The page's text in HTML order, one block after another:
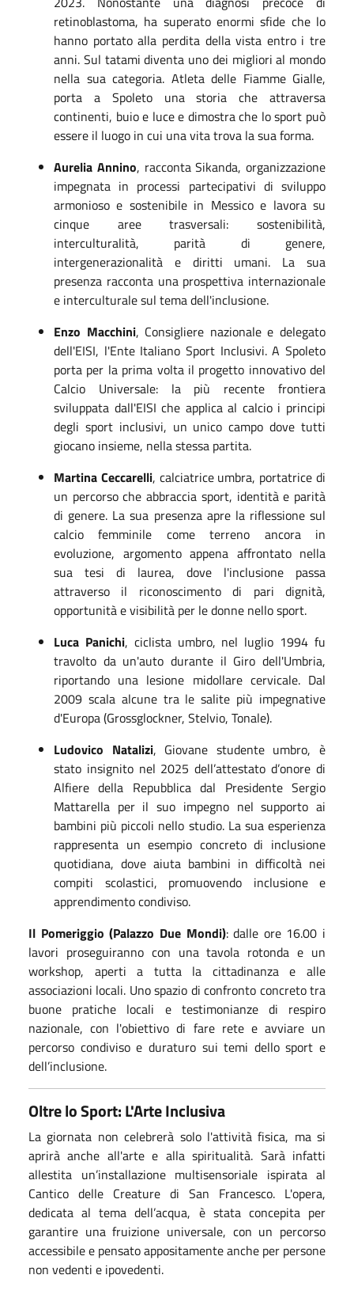
retinoblastoma, ha superato enormi sfide che lo
hanno portato alla perdita della vista entro i tre
anni. Sul tatami diventa uno dei migliori al mondo
nella sua categoria. Atleta delle Fiamme Gialle,
porta a Spoleto una storia che attraversa
continenti, buio e luce e dimostra che lo sport può
essere il luogo in cui una vita trova la sua forma.
Aurelia Annino, racconta Sikanda, organizzazione
impegnata in processi partecipativi di sviluppo
armonioso e sostenibile in Messico e lavora su
cinque aree trasversali: sostenibilità,
interculturalità, parità di genere,
intergenerazionalità e diritti umani. La sua
presenza racconta una prospettiva internazionale
e interculturale sul tema dell'inclusione.
Enzo Macchini, Consigliere nazionale e delegato
dell'EISI, l'Ente Italiano Sport Inclusivi. A Spoleto
porta per la prima volta il progetto innovativo del
Calcio Universale: la più recente frontiera
sviluppata dall'EISI che applica al calcio i principi
degli sport inclusivi, un unico campo dove tutti
giocano insieme, nella stessa partita.
Martina Ceccarelli, calciatrice umbra, portatrice di
un percorso che abbraccia sport, identità e parità
di genere. La sua presenza apre la riflessione sul
calcio femminile come terreno ancora in
evoluzione, argomento appena affrontato nella
sua tesi di laurea, dove l'inclusione passa
attraverso il riconoscimento di pari dignità,
opportunità e visibilità per le donne nello sport.
Luca Panichi, ciclista umbro, nel luglio 1994 fu
travolto da un'auto durante il Giro dell'Umbria,
riportando una lesione midollare cervicale. Dal
2009 scala alcune tra le salite più impegnative
d'Europa (Grossglockner, Stelvio, Tonale).
Ludovico Natalizi, Giovane studente umbro, è
stato insignito nel 2025 dell’attestato d’onore di
Alfiere della Repubblica dal Presidente Sergio
Mattarella per il suo impegno nel supporto ai
bambini più piccoli nello studio. La sua esperienza
rappresenta un esempio concreto di inclusione
quotidiana, dove aiuta bambini in difficoltà nei
compiti scolastici, promuovendo inclusione e
apprendimento condiviso.
Il Pomeriggio (Palazzo Due Mondi): dalle ore 16.00 i
lavori proseguiranno con una tavola rotonda e un
workshop, aperti a tutta la cittadinanza e alle
associazioni locali. Uno spazio di confronto concreto tra
buone pratiche locali e testimonianze di respiro
nazionale, con l'obiettivo di fare rete e avviare un
percorso condiviso e duraturo sui temi dello sport e
dell’inclusione.
Oltre lo Sport: L'Arte Inclusiva
La giornata non celebrerà solo l'attività fisica, ma si
aprirà anche all'arte e alla spiritualità. Sarà infatti
allestita un’installazione multisensoriale ispirata al
Cantico delle Creature di San Francesco. L'opera,
dedicata al tema dell’acqua, è stata concepita per
garantire una fruizione universale, con un percorso
accessibile e pensato appositamente anche per persone
non vedenti e ipovedenti.